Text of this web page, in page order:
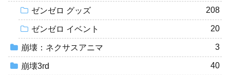
ゼンゼロ グッズ 208
ゼンゼロ イベント 20
崩壊：ネクサスアニマ 3
崩壊3rd 40